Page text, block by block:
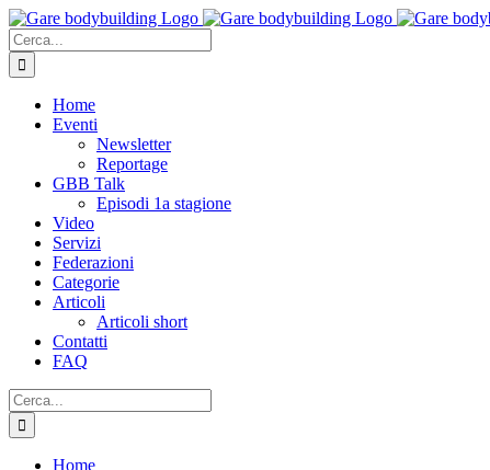
Salta
al
contenuto
Cerca
per:
Home
Eventi
Newsletter
Reportage
GBB Talk
Episodi 1a stagione
Video
Servizi
Federazioni
Categorie
Articoli
Articoli short
Contatti
FAQ
Cerca
per:
Home